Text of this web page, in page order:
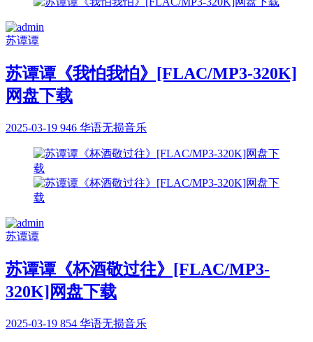
苏谭谭
苏谭谭《我怕我怕》[FLAC/MP3-320K]
网盘下载
2025-03-19 946 华语无损音乐
苏谭谭
苏谭谭《杯酒敬过往》[FLAC/MP3-
320K]网盘下载
2025-03-19 854 华语无损音乐